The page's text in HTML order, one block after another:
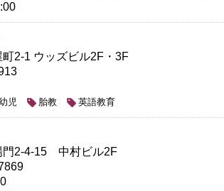
町2-1 ウッズビル2F・3F
児 胎教 英語教育
門2-4-15 中村ビル2F